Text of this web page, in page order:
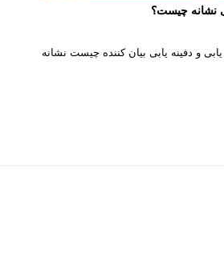
نشانه چیست؟
یابی و دفینه یابی بیان کننده چیست نشانه